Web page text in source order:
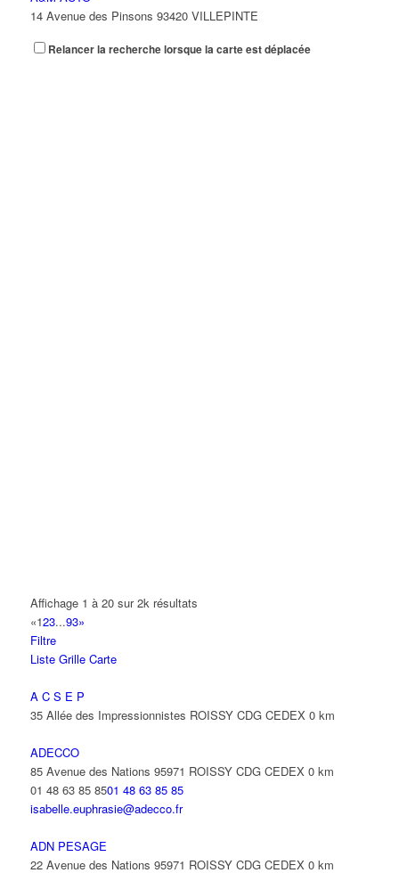
14 Avenue des Pinsons 93420 VILLEPINTE
A&N EXPORTS LTD
ABBAOUI TOUFIK
10 Allée Georges Gershwin 93420 VILLEPINTE
ABBES SARAH
Relancer la recherche lorsque la carte est déplacée
Affichage 1 à 20 sur 2k résultats
«123...93»
Filtre
Liste Grille Carte
A C S E P
35 Allée des Impressionnistes ROISSY CDG CEDEX 0 km
ADECCO
85 Avenue des Nations 95971 ROISSY CDG CEDEX 0 km
01 48 63 85 8501 48 63 85 85
isabelle.euphrasie@adecco.fr
ADN PESAGE
22 Avenue des Nations 95971 ROISSY CDG CEDEX 0 km